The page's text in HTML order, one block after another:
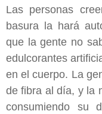
Las personas
basura la hará
que la gente no
edulcorantes
en el cuerpo. La
de fibra al día, y la
consumiendo su